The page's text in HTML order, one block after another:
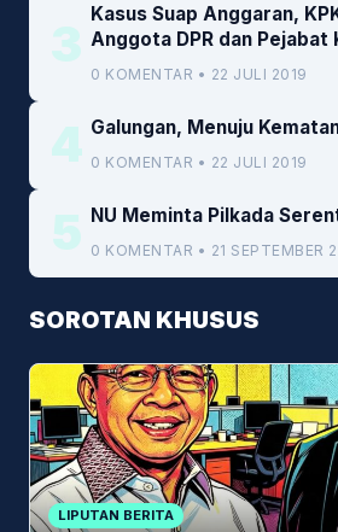
3
Kasus Suap Anggaran,
Anggota DPR dan Pejabat
Kemenkeu
0 KOMENTAR • 22 JULI 2019
4 Galungan, Menuju
0 KOMENTAR • 22 JULI 2019
5 NU Meminta Pilkada
0 KOMENTAR • 21 SEPTEMBER
SOROTAN KHUSUS
LIPUTAN BERITA